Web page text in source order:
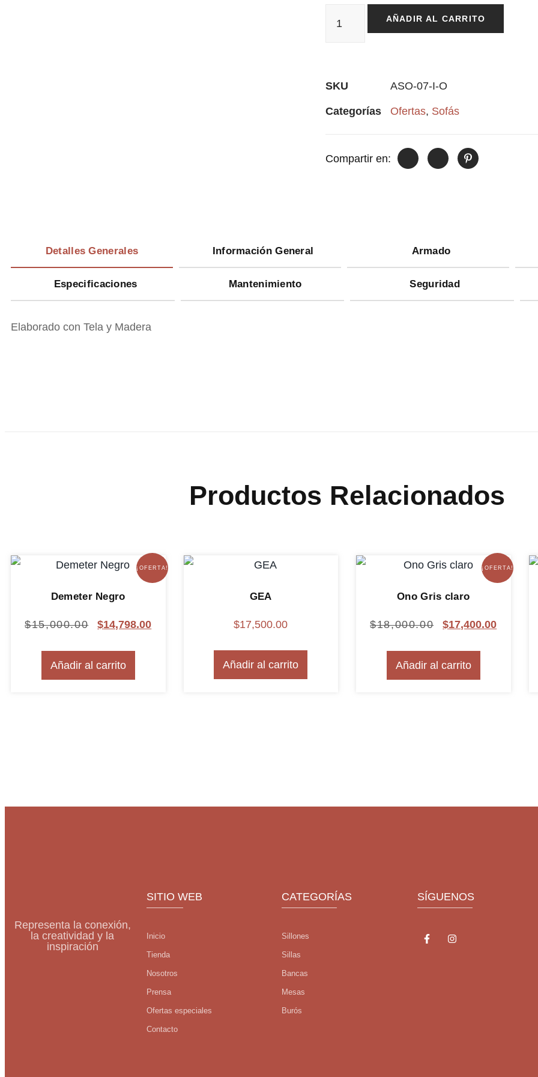
AÑADIR AL CARRITO
SKU ASO-07-I-O
Categorías Ofertas, Sofás
Compartir en:
Detalles Generales Información General Armado
Especificaciones Mantenimiento Seguridad
Elaborado con Tela y Madera
Productos Relacionados
¡OFERTA!
Demeter Negro
$15,000.00 $14,798.00
Añadir al carrito
GEA
$17,500.00
Añadir al carrito
¡OFERTA!
Ono Gris claro
$18,000.00 $17,400.00
Añadir al carrito
Representa la conexión,
la creatividad y la
inspiración
SITIO WEB
Inicio
Tienda
Nosotros
Prensa
Ofertas especiales
Contacto
CATEGORÍAS
Sillones
Sillas
Bancas
Mesas
Burós
SÍGUENOS